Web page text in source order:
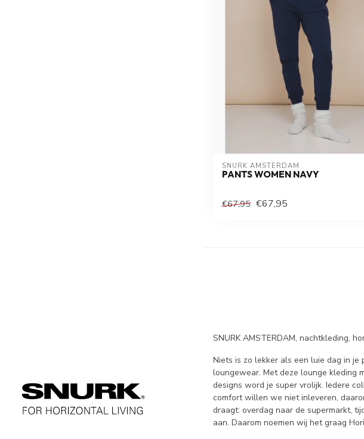
SNURK AMSTERDAM
PANTS WOMEN NAVY
€67,95 €67,95
SNURK AMSTERDAM, nachtkleding,
Niets is zo lekker als een luie dag in
loungewear. Met deze lounge kleding
designs word je super vrolijk. Iedere
comfort willen we niet inleveren,
draagt: overdag naar de supermarkt,
aan. Daarom noemen wij het graag